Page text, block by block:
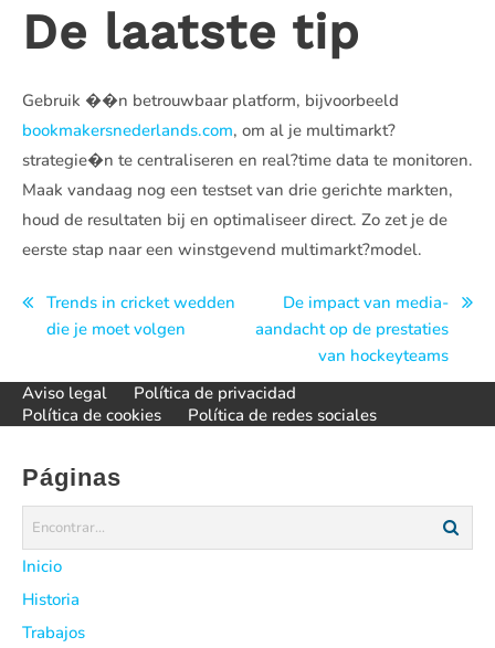
De laatste tip
Gebruik ��n betrouwbaar platform, bijvoorbeeld
bookmakersnederlands.com, om al je multimarkt?
strategie�n te centraliseren en real?time data te monitoren.
Maak vandaag nog een testset van drie gerichte markten,
houd de resultaten bij en optimaliseer direct. Zo zet je de
eerste stap naar een winstgevend multimarkt?model.
Navegación
de
entradas
Trends in cricket wedden
die je moet volgen
De impact van media-
aandacht op de prestaties
van hockeyteams
Aviso legal
Política de privacidad
Política de cookies
Política de redes sociales
Páginas
Inicio
Historia
Trabajos